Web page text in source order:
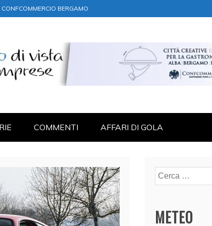
CONFCOMMERCIO BERGAMO
COMMENTI AFFARI DI GOLA
Ricerca
per:
METEO